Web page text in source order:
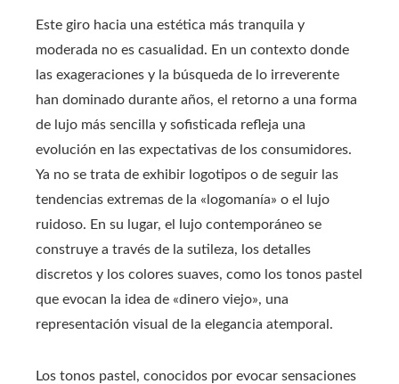
Este giro hacia una estética más tranquila y
moderada no es casualidad. En un contexto donde
las exageraciones y la búsqueda de lo irreverente
han dominado durante años, el retorno a una forma
de lujo más sencilla y sofisticada refleja una
evolución en las expectativas de los consumidores.
Ya no se trata de exhibir logotipos o de seguir las
tendencias extremas de la «logomanía» o el lujo
ruidoso. En su lugar, el lujo contemporáneo se
construye a través de la sutileza, los detalles
discretos y los colores suaves, como los tonos pastel
que evocan la idea de «dinero viejo», una
representación visual de la elegancia atemporal.
Los tonos pastel, conocidos por evocar sensaciones